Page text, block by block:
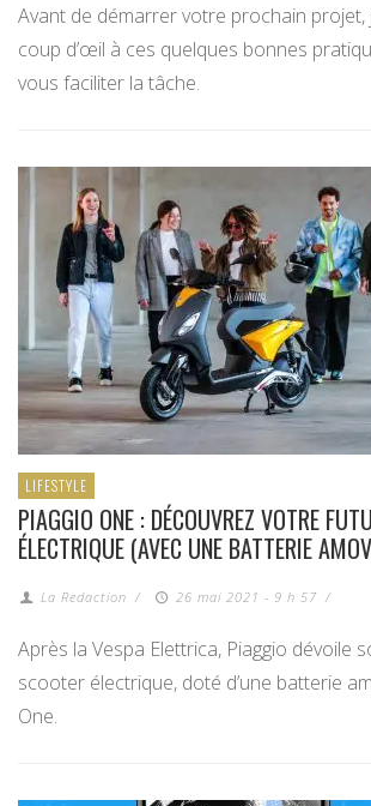
Avant de démarrer votre prochain projet,
coup d’œil à ces quelques bonnes
vous faciliter la tâche.
LIFESTYLE
PIAGGIO ONE : DÉCOUVREZ VOTRE
ÉLECTRIQUE (AVEC UNE BATTERIE
La Redaction / 26 mai 2021 - 9 h 57 /
Après la Vespa Elettrica, Piaggio dévoile
scooter électrique, doté d’une batterie
One.